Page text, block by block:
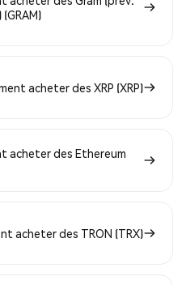
acheter des XRP (XRP)
acheter des Ethereum
acheter des TRON (TRX)